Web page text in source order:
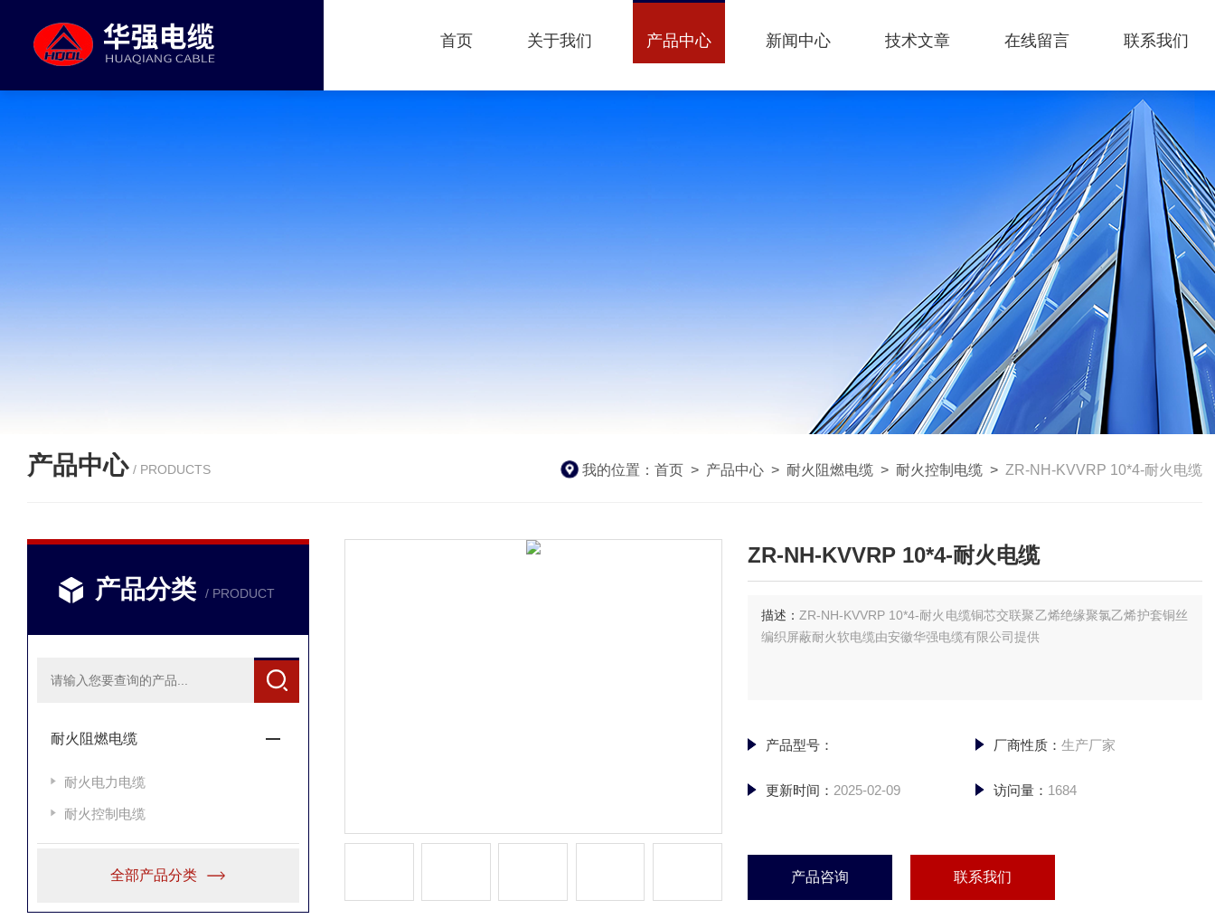
首页 关于我们 产品中心 新闻中心 技术文章 在线留言 联系我们
产品中心 / PRODUCTS 我的位置： 首页 > 产品中心 > 耐火阻燃电缆 > 耐火控制电缆 > ZR-NH-KVVRP 10*4-耐火电缆
产品分类 / PRODUCT
耐火阻燃电缆
耐火电力电缆
耐火控制电缆
全部产品分类
ZR-NH-KVVRP 10*4-耐火电缆
描述： ZR-NH-KVVRP 10*4-耐火电缆铜芯交联聚乙烯绝缘聚氯乙烯护套铜丝
编织屏蔽耐火软电缆由安徽华强电缆有限公司提供
产品型号： 厂商性质： 生产厂家
更新时间： 2025-02-09 访问量： 1684
产品咨询 联系我们